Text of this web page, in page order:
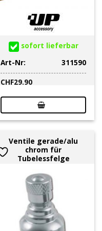
sofort lieferbar
Art-Nr:
311590
CHF29.90
Ventile gerade/alu
chrom für
Tubelessfelge